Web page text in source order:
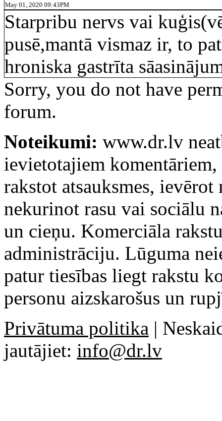
May 01, 2020 09:43PM
Starpribu nervs vai
pusē,mantā vismaz ir, to
hroniska gastrīta
Sorry, you do not have
forum.
Noteikumi: www.dr.lv
ievietotajiem
rakstot atsauksmes,
nekurinot rasu vai sociālu
un cieņu. Komerciāla
administrāciju. Lūguma
patur tiesības liegt rakstu
personu aizskarošus un
Privātuma politika |
jautājiet: info@dr.lv